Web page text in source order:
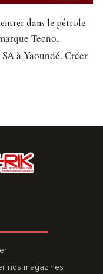
dans le pétrole
Tecno,
à Yaoundé. Créer
nos magazines